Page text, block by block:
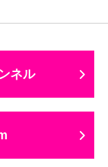
ネル